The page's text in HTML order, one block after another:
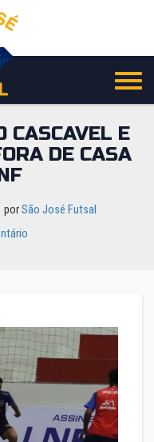
CASCAVEL E
DE CASA
porSão José Futsal